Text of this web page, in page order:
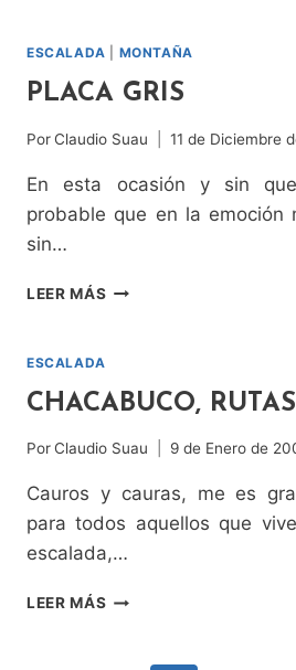
SUR
ESCALADA MONTAÑA
PLACA GRIS
PorClaudio Suau 11 de Diciembre
En esta ocasión y sin
probable que en la emoción
sin…
LEER MÁS PLACA
ESCALADA
CHACABUCO,
PorClaudio Suau 9 de Enero de
Cauros y cauras, me es
para todos aquellos que
escalada,…
LEER MÁS CHACABUCO,